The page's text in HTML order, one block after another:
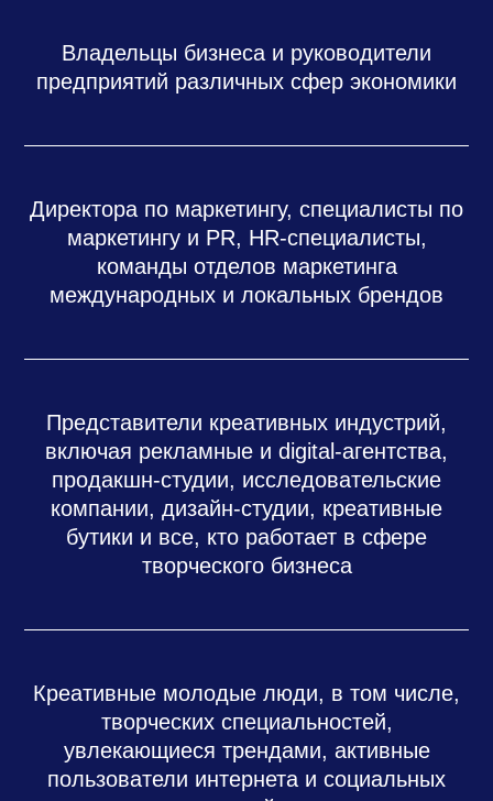
Владельцы бизнеса и руководители
предприятий различных сфер экономики
Директора по маркетингу, специалисты по
маркетингу и PR, HR-специалисты,
команды отделов маркетинга
международных и локальных брендов
Представители креативных индустрий,
включая рекламные и digital-агентства,
продакшн-студии, исследовательские
компании, дизайн-студии, креативные
бутики и все, кто работает в сфере
творческого бизнеса
Креативные молодые люди, в том числе,
творческих специальностей,
увлекающиеся трендами, активные
пользователи интернета и социальных